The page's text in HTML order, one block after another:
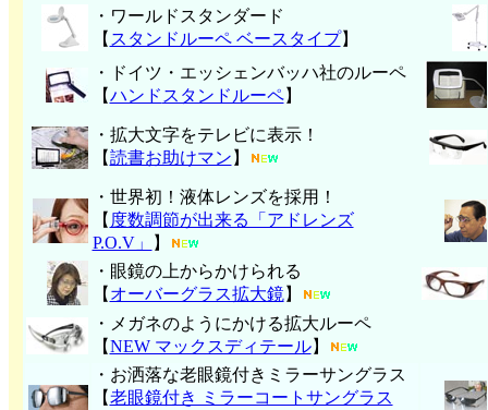
・ワールドスタンダード
【 スタンドルーペ ベースタイプ】
・ドイツ・エッシェンバッハ社のルーペ
【ハンド スタンドルーペ】
・拡大文字をテレビに表示！
【読書お助けマン 】
・世界初！液体レンズを採用！
【 度数調節が出来る「アドレンズ
P.O.V」
】
・眼鏡の上からかけられる
【 オーバーグラス拡大鏡】
・メガネのようにかける拡大ルーペ
【NEW マックスディテール】
・お洒落な老眼鏡付きミラーサングラス
【老眼鏡付き ミラーコートサングラス